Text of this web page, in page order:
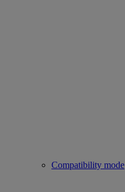
Compatibility mode